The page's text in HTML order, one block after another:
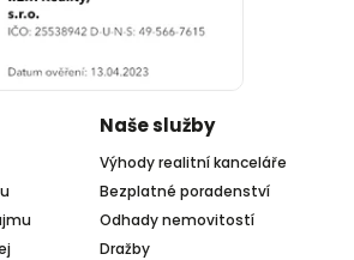
Naše služby
Výhody realitní kanceláře
Bezplatné poradenství
Odhady nemovitostí
Dražby